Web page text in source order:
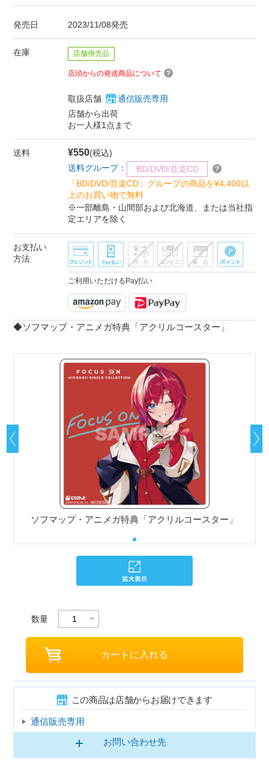
発売日 2023/11/08発売
在庫 店舗併売品
店頭からの発送商品について
取扱店舗
通信販売専用
店舗から出荷
お一人様1点まで
送料 ¥550(税込)
送料グループ：
BD/DVD/音楽CD
「BD/DVD/音楽CD」グループの商品を¥4,400以
上のお買い物で無料
※一部離島・山間部および北海道、または当社指
定エリアを除く
お支払い
方法
ご利用いただけるPay払い
◆ソフマップ・アニメガ特典「アクリルコースター」
ソフマップ・アニメガ特典「アクリルコースター」
数量
この商品は店舗からお届けできます
通信販売専用
お問い合わせ先